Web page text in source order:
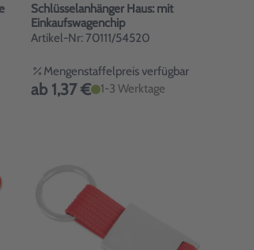
Schlüsselanhänger Haus: mit
Einkaufswagenchip
Artikel-Nr: 70111/54520
Mengenstaffelpreis verfügbar
ab 1,37 € 1-3 Werktage